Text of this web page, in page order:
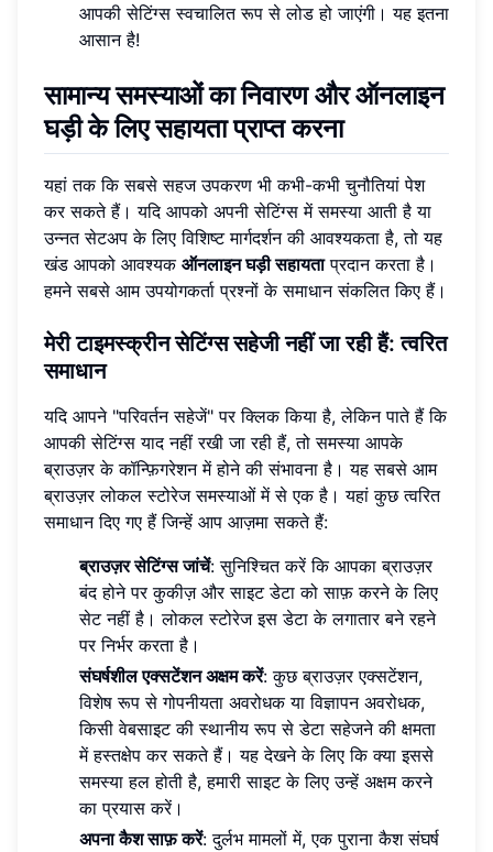
आपकी सेटिंग्स स्वचालित रूप से लोड हो जाएंगी। यह इतना
आसान है!
सामान्य समस्याओं का निवारण और ऑनलाइन
घड़ी के लिए सहायता प्राप्त करना
यहां तक कि सबसे सहज उपकरण भी कभी-कभी चुनौतियां पेश
कर सकते हैं। यदि आपको अपनी सेटिंग्स में समस्या आती है या
उन्नत सेटअप के लिए विशिष्ट मार्गदर्शन की आवश्यकता है, तो यह
खंड आपको आवश्यक ऑनलाइन घड़ी सहायताप्रदान करता है।
हमने सबसे आम उपयोगकर्ता प्रश्नों के समाधान संकलित किए हैं।
मेरी टाइमस्क्रीन सेटिंग्स सहेजी नहीं जा रही हैं: त्वरित
समाधान
यदि आपने "परिवर्तन सहेजें" पर क्लिक किया है, लेकिन पाते हैं कि
आपकी सेटिंग्स याद नहीं रखी जा रही हैं, तो समस्या आपके
ब्राउज़र के कॉन्फ़िगरेशन में होने की संभावना है। यह सबसे आम
ब्राउज़र लोकल स्टोरेज समस्याओं में से एक है। यहां कुछ त्वरित
समाधान दिए गए हैं जिन्हें आप आज़मा सकते हैं:
ब्राउज़र सेटिंग्स जांचें: सुनिश्चित करें कि आपका ब्राउज़र
बंद होने पर कुकीज़ और साइट डेटा को साफ़ करने के लिए
सेट नहीं है। लोकल स्टोरेज इस डेटा के लगातार बने रहने
पर निर्भर करता है।
संघर्षशील एक्सटेंशन अक्षम करें: कुछ ब्राउज़र एक्सटेंशन,
विशेष रूप से गोपनीयता अवरोधक या विज्ञापन अवरोधक,
किसी वेबसाइट की स्थानीय रूप से डेटा सहेजने की क्षमता
में हस्तक्षेप कर सकते हैं। यह देखने के लिए कि क्या इससे
समस्या हल होती है, हमारी साइट के लिए उन्हें अक्षम करने
का प्रयास करें।
अपना कैश साफ़ करें: दुर्लभ मामलों में, एक पुराना कैश संघर्ष